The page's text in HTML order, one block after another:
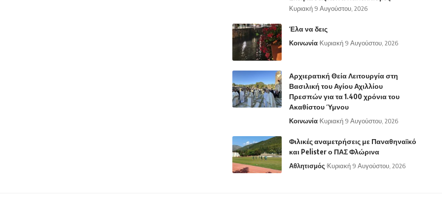
Κυριακή 9 Αυγούστου, 2026
Έλα να δεις
Κοινωνία Κυριακή 9 Αυγούστου, 2026
Αρχιερατική Θεία Λειτουργία στη
Βασιλική του Αγίου Αχιλλίου
Πρεσπών για τα 1.400 χρόνια του
Ακαθίστου Ύμνου
Κοινωνία Κυριακή 9 Αυγούστου, 2026
Φιλικές αναμετρήσεις με Παναθηναϊκό
και Pelister ο ΠΑΣ Φλώρινα
Αθλητισμός Κυριακή 9 Αυγούστου, 2026